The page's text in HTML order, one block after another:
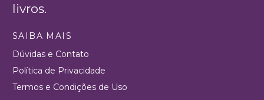
livros.
SAIBA MAIS
Dúvidas e Contato
Política de Privacidade
Termos e Condições de Uso